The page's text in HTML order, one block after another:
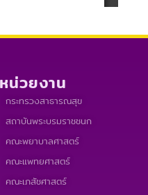
หน่วยงาน
กระทรวงสาธารณสุข
สถาบันพระบรมราชชนก
คณะพยาบาลศาสตร์
คณะแพทยศาสตร์
คณะเภสัชศาสตร์